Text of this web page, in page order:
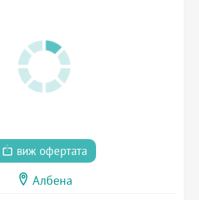
виж офертата
Албена